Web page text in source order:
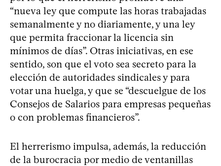
“nueva ley que compute las horas trabajadas
semanalmente y no diariamente, y una ley
que permita fraccionar la licencia sin
mínimos de días”. Otras iniciativas, en ese
sentido, son que el voto sea secreto para la
elección de autoridades sindicales y para
votar una huelga, y que se “descuelgue de los
Consejos de Salarios para empresas pequeñas
o con problemas financieros”.
El herrerismo impulsa, además, la reducción
de la burocracia por medio de ventanillas